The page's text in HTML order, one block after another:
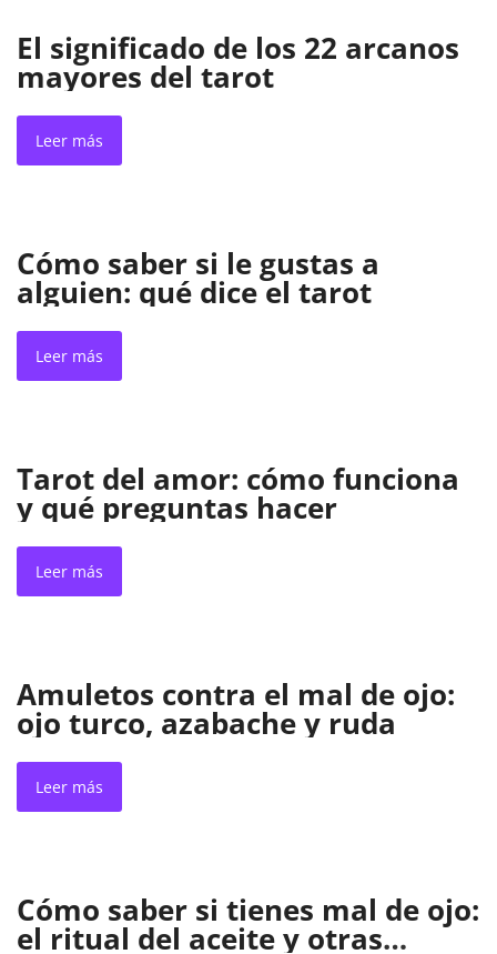
El significado de los 22 arcanos
mayores del tarot
Leer más
Cómo saber si le gustas a
alguien: qué dice el tarot
Leer más
Tarot del amor: cómo funciona
y qué preguntas hacer
Leer más
Amuletos contra el mal de ojo:
ojo turco, azabache y ruda
Leer más
Cómo saber si tienes mal de ojo:
el ritual del aceite y otras